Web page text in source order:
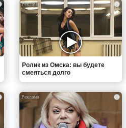
i
Ролик из Омска: вы будете
смеяться долго
i